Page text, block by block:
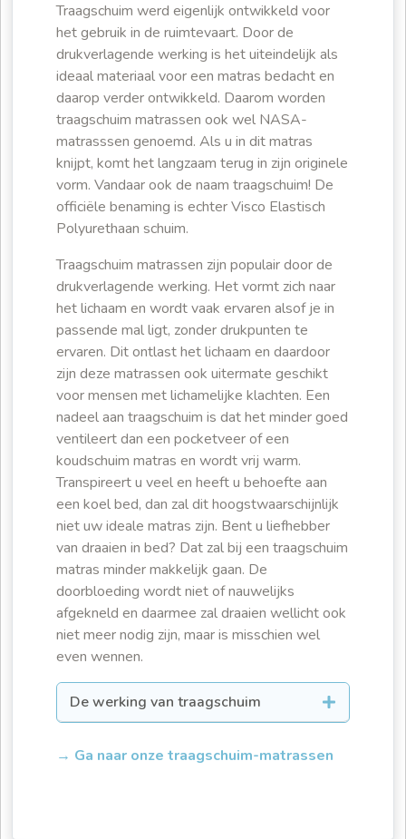
Traagschuim werd eigenlijk ontwikkeld voor
het gebruik in de ruimtevaart. Door de
drukverlagende werking is het uiteindelijk als
ideaal materiaal voor een matras bedacht en
daarop verder ontwikkeld. Daarom worden
traagschuim matrassen ook wel NASA-
matrasssen genoemd. Als u in dit matras
knijpt, komt het langzaam terug in zijn originele
vorm. Vandaar ook de naam traagschuim! De
officiële benaming is echter Visco Elastisch
Polyurethaan schuim.
Traagschuim matrassen zijn populair door de
drukverlagende werking. Het vormt zich naar
het lichaam en wordt vaak ervaren alsof je in
passende mal ligt, zonder drukpunten te
ervaren. Dit ontlast het lichaam en daardoor
zijn deze matrassen ook uitermate geschikt
voor mensen met lichamelijke klachten. Een
nadeel aan traagschuim is dat het minder goed
ventileert dan een pocketveer of een
koudschuim matras en wordt vrij warm.
Transpireert u veel en heeft u behoefte aan
een koel bed, dan zal dit hoogstwaarschijnlijk
niet uw ideale matras zijn. Bent u liefhebber
van draaien in bed? Dat zal bij een traagschuim
matras minder makkelijk gaan. De
doorbloeding wordt niet of nauwelijks
afgekneld en daarmee zal draaien wellicht ook
niet meer nodig zijn, maar is misschien wel
even wennen.
De werking van traagschuim
→ Ga naar onze traagschuim-matrassen